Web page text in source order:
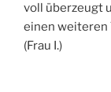
voll überzeugt
einen weiteren
(Frau I.)